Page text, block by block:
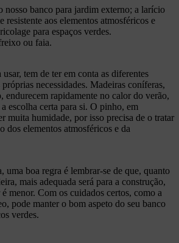
nosso banco para jardim externo; a larício
resistente aos elementos atmosféricos e
para espaços verdes.
ou faia.
tem de ter em conta as diferentes
próprias necessidades. Madeiras coníferas,
endurecem rapidamente no calor do verão,
escolha certa para si. O pinho, em
muita humidade, por isso precisa de o tratar
dos elementos atmosféricos e da
uma boa regra é lembrar-se de que, quanto
mais adequada será para a construção,
menor. Com os cuidados certos, como a
pode manter o bom aspeto do seu banco
verdes.